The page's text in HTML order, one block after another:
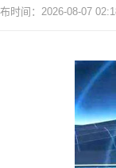
时间：2026-08-07